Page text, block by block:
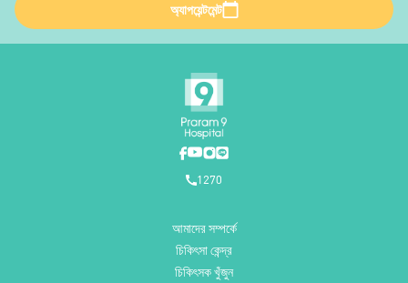
অ্যাপয়েন্টমেন্ট
1270
আমাদের সম্পর্কে
চিকিৎসা কেন্দ্র
চিকিৎসক খুঁজুন